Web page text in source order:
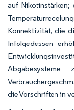
auf Nikotinstärken;
Konnektivität, die
Infolgedessen
Abgabesysteme
die Vorschriften in